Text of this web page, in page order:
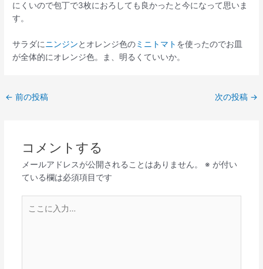
にくいので包丁で3枚におろしても良かったと今になって思いま
す。
サラダにニンジンとオレンジ色のミニトマト を使ったのでお皿
が全体的にオレンジ色。ま、明るくていいか。
← 前の投稿 次の投稿 →
コメントする
メールアドレスが公開されることはありません。 ※ が付い
ている欄は必須項目です